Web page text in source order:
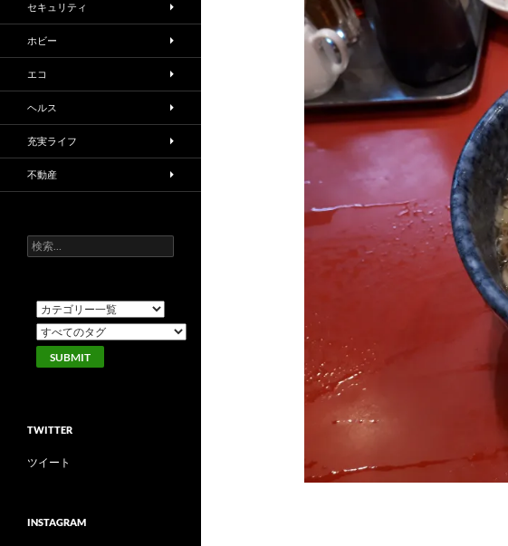
セキュリティ
ホビー
エコ
ヘルス
充実ライフ
不動産
検
索:
TWITTER
ツイート
INSTAGRAM